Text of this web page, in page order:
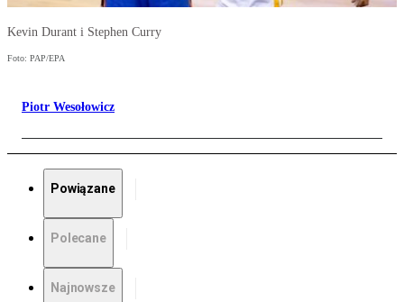
Kevin Durant i Stephen Curry
Foto: PAP/EPA
Piotr Wesołowicz
Powiązane
Polecane
Najnowsze